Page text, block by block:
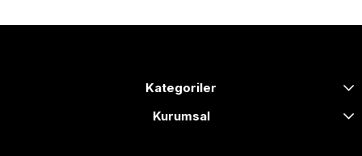
Kategoriler
Kurumsal